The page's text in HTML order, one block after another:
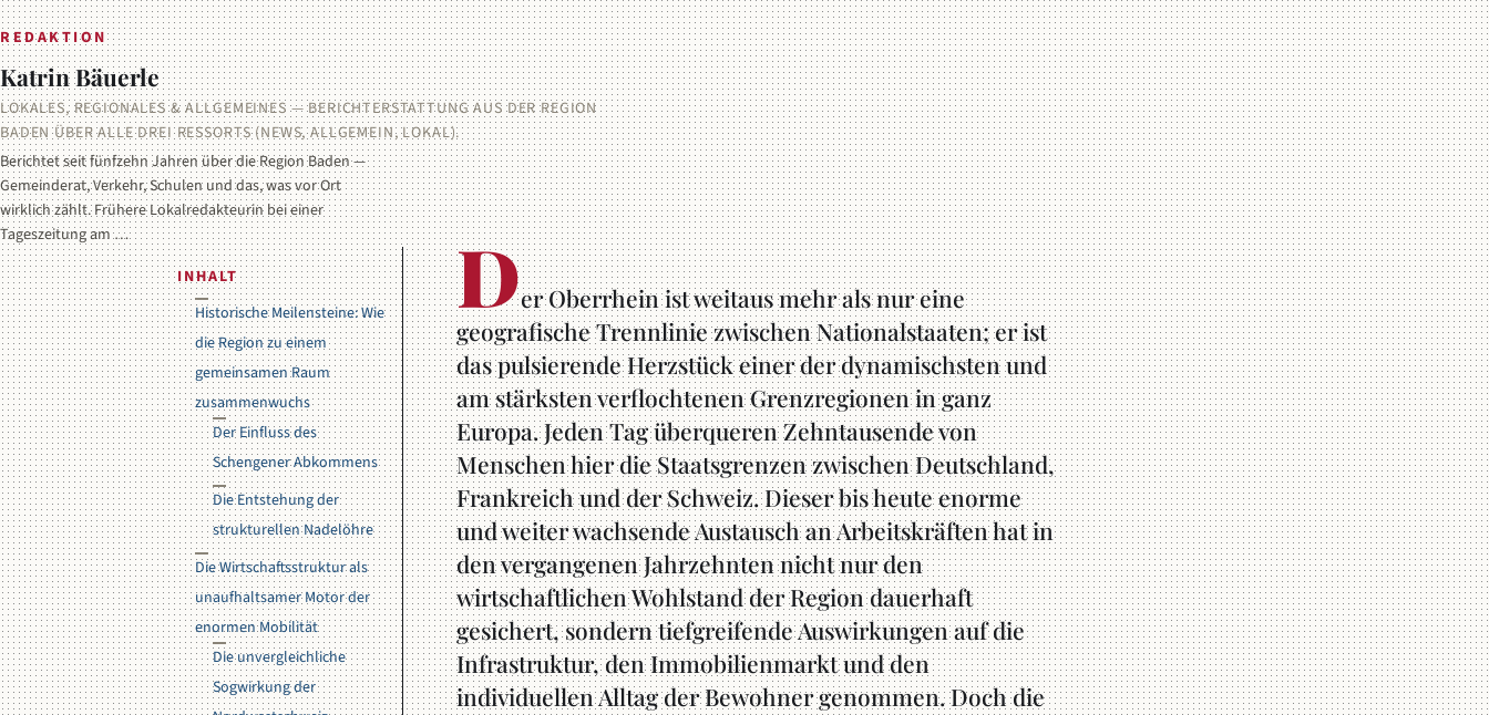
REDAKTION
Katrin Bäuerle
LOKALES, REGIONALES & ALLGEMEINES — BERICHTERSTATTUNG AUS DER REGION
BADEN ÜBER ALLE DREI RESSORTS (NEWS, ALLGEMEIN, LOKAL).
Berichtet seit fünfzehn Jahren über die Region Baden —
Gemeinderat, Verkehr, Schulen und das, was vor Ort
wirklich zählt. Frühere Lokalredakteurin bei einer
Tageszeitung am …
INHALT
Historische Meilensteine: Wie
die Region zu einem
gemeinsamen Raum
zusammenwuchs
Der Einfluss des
Schengener Abkommens
Die Entstehung der
strukturellen Nadelöhre
Die Wirtschaftsstruktur als
unaufhaltsamer Motor der
enormen Mobilität
Die unvergleichliche
Sogwirkung der
Der Oberrhein ist weitaus mehr als nur eine
geografische Trennlinie zwischen Nationalstaaten; er ist
das pulsierende Herzstück einer der dynamischsten und
am stärksten verflochtenen Grenzregionen in ganz
Europa. Jeden Tag überqueren Zehntausende von
Menschen hier die Staatsgrenzen zwischen Deutschland,
Frankreich und der Schweiz. Dieser bis heute enorme
und weiter wachsende Austausch an Arbeitskräften hat in
den vergangenen Jahrzehnten nicht nur den
wirtschaftlichen Wohlstand der Region dauerhaft
gesichert, sondern tiefgreifende Auswirkungen auf die
Infrastruktur, den Immobilienmarkt und den
individuellen Alltag der Bewohner genommen. Doch die